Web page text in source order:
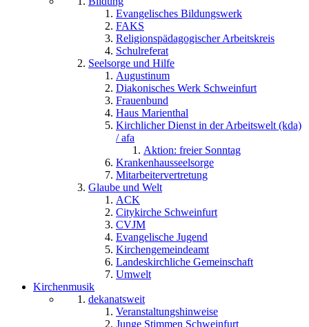
Evangelisches Bildungswerk
FAKS
Religionspädagogischer Arbeitskreis
Schulreferat
Seelsorge und Hilfe
Augustinum
Diakonisches Werk Schweinfurt
Frauenbund
Haus Marienthal
Kirchlicher Dienst in der Arbeitswelt (kda)
/ afa
Aktion: freier Sonntag
Krankenhausseelsorge
Mitarbeitervertretung
Glaube und Welt
ACK
Citykirche Schweinfurt
CVJM
Evangelische Jugend
Kirchengemeindeamt
Landeskirchliche Gemeinschaft
Umwelt
Kirchenmusik
dekanatsweit
Veranstaltungshinweise
Junge Stimmen Schweinfurt